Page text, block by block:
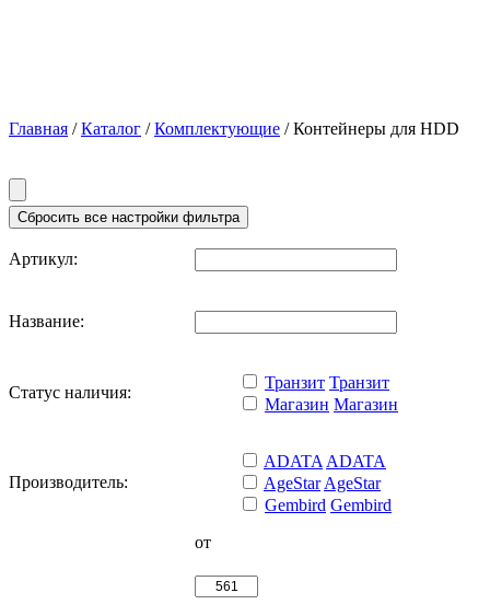
Главная /Каталог /Комплектующие / Контейнеры для HDD
Артикул:
Название:
Статус наличия:
Транзит Транзит
Магазин Магазин
Производитель:
ADATA ADATA
AgeStar AgeStar
Gembird Gembird
от